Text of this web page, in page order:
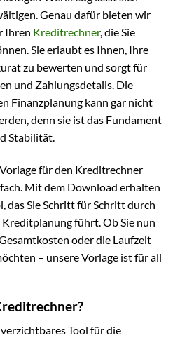
Genau dafür bieten wir
Ihren Kreditrechner, die Sie
Sie erlaubt es Ihnen, Ihre
zu bewerten und sorgt für
und Zahlungsdetails. Die
Finanzplanung kann gar nicht
denn sie ist das Fundament
Stabilität.
für den Kreditrechner
Mit dem Download erhalten
das Sie Schritt für Schritt durch
führt. Ob Sie nun
oder die Laufzeit
– unsere Vorlage ist für all
Tool für die